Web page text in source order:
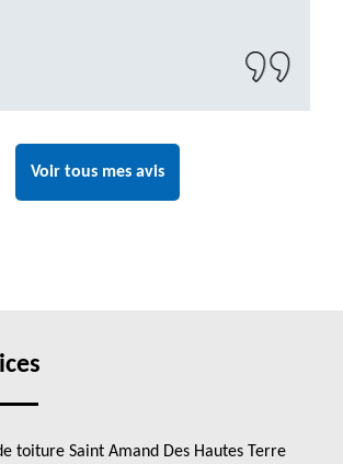
Voir tous mes avis
toiture Saint Amand Des Hautes Terre